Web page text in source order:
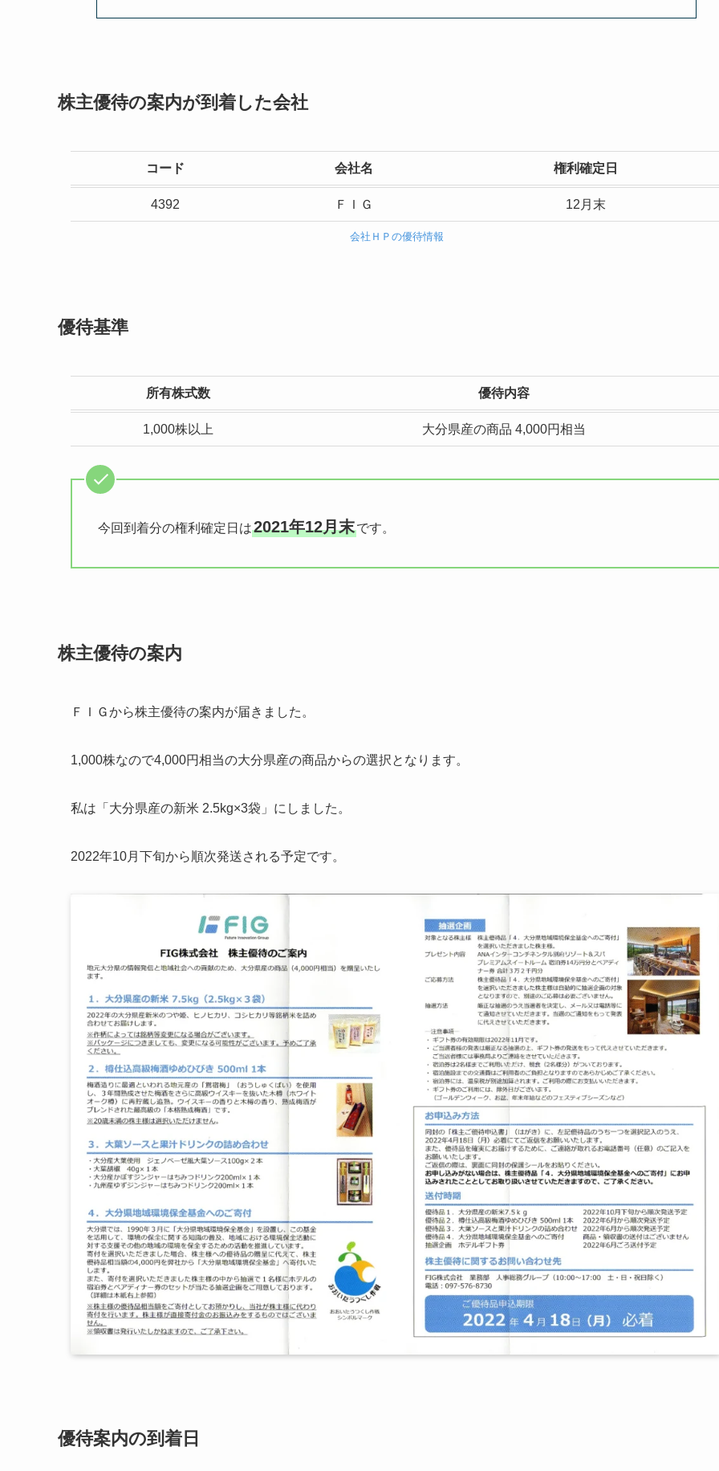
株主優待の案内が到着した会社
コード 会社名 権利確定日
4392 ＦＩＧ 12月末
会社ＨＰの優待情報
優待基準
所有株式数 優待内容
1,000株以上 大分県産の商品 4,000円相当
今回到着分の権利確定日は2021年12月末です。
株主優待の案内
ＦＩＧから株主優待の案内が届きました。
1,000株なので4,000円相当の大分県産の商品からの選択となります。
私は「大分県産の新米 2.5kg×3袋」にしました。
2022年10月下旬から順次発送される予定です。
優待案内の到着日